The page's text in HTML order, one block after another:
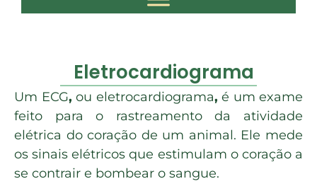
Eletrocardiograma
Um ECG, ou eletrocardiograma, é um exame
feito para o rastreamento da atividade
elétrica do coração de um animal. Ele mede
os sinais elétricos que estimulam o coração a
se contrair e bombear o sangue.